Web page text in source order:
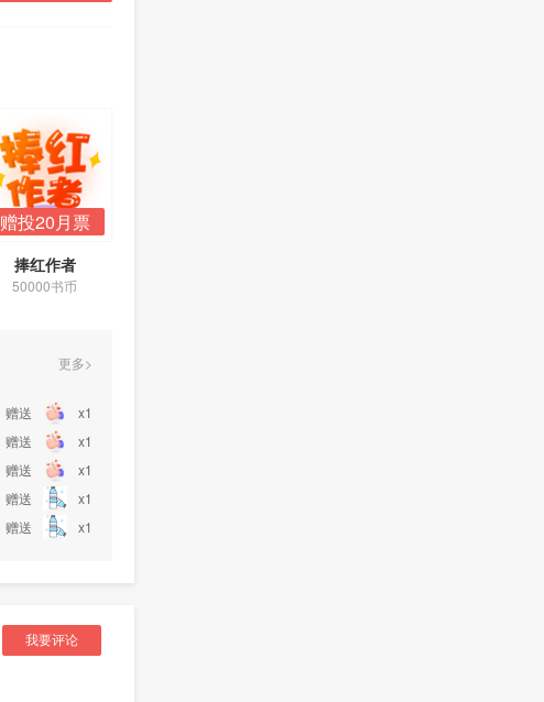
赠投20月票
捧红作者
50000书币
更多>
赠送
x1
赠送
x1
赠送
x1
赠送
x1
赠送 x1
我要评论